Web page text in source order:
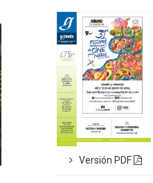
Versión PDF